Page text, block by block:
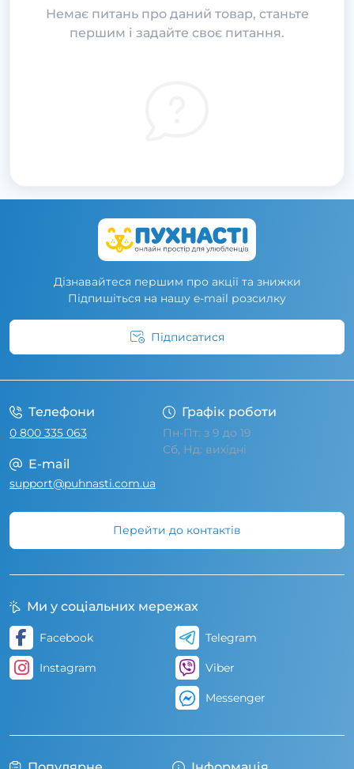
Немає питань про даний товар, станьте
першим і задайте своє питання.
Дізнавайтеся першим про акції та знижки
Підпишіться на нашу e-mail розсилку
Підписатися
Телефони
0 800 335 063
Графік роботи
Пн-Пт: з 9 до 19
Сб, Нд: вихідні
E-mail
support@puhnasti.com.ua
Перейти до контактів
Ми у соціальних мережах
Facebook
Instagram
Telegram
Viber
Messenger